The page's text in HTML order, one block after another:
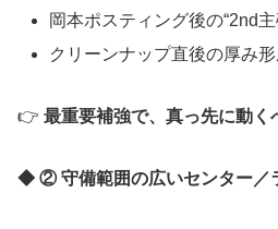
岡本ポスティング後の“2nd
クリーンナップ直後の厚み
👉 最重要補強で、真っ先に動く
◆ ② 守備範囲の広いセンター／